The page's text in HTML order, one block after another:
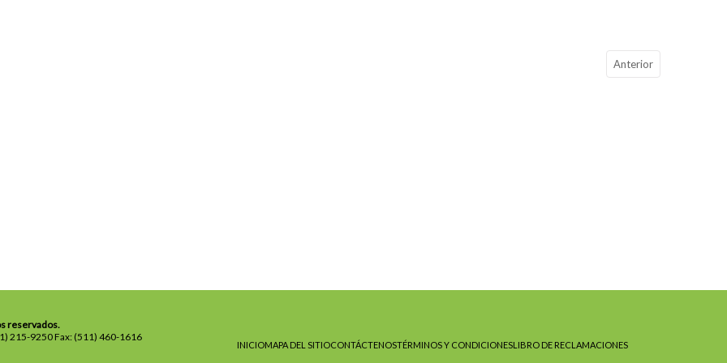
Anterior
reservados.
215-9250 Fax: (511) 460-1616
INICIOMAPA DEL SITIOCONTÁCTENOSTÉRMINOS Y CONDICIONESLIBRO DE RECLAMACIONES